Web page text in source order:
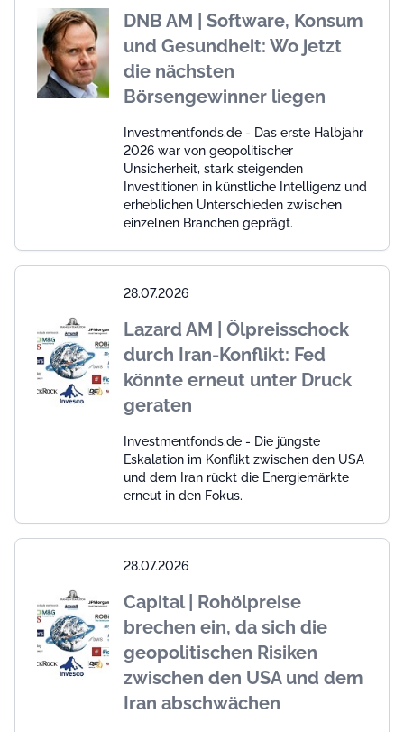
DNB AM | Software, Konsum
und Gesundheit: Wo jetzt
die nächsten
Börsengewinner liegen
Investmentfonds.de - Das erste Halbjahr
2026 war von geopolitischer
Unsicherheit, stark steigenden
Investitionen in künstliche Intelligenz und
erheblichen Unterschieden zwischen
einzelnen Branchen geprägt.
28.07.2026
Lazard AM | Ölpreisschock
durch Iran-Konflikt: Fed
könnte erneut unter Druck
geraten
Investmentfonds.de - Die jüngste
Eskalation im Konflikt zwischen den USA
und dem Iran rückt die Energiemärkte
erneut in den Fokus.
28.07.2026
Capital | Rohölpreise
brechen ein, da sich die
geopolitischen Risiken
zwischen den USA und dem
Iran abschwächen